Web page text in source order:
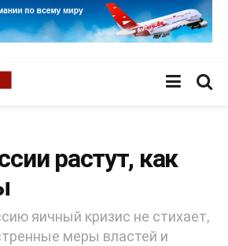
растут, как
яичный кризис не стихает,
меры властей и